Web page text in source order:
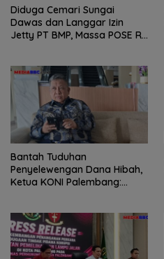
Diduga Cemari Sungai
Dawas dan Langgar Izin
Jetty PT BMP, Massa POSE RI
Tuntas
Bantah Tuduhan
Penyelewengan Dana Hibah,
Ketua KONI Palembang: